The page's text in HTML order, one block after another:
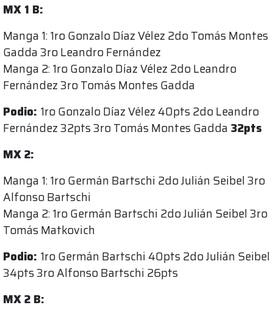
MX 1 B:
Manga 1: 1ro Gonzalo Díaz Vélez 2do Tomás Montes
Gadda 3ro Leandro Fernández
Manga 2: 1ro Gonzalo Díaz Vélez 2do Leandro
Fernández 3ro Tomás Montes Gadda
Podio: 1ro Gonzalo Díaz Vélez 40pts 2do Leandro
Fernández 32pts 3ro Tomás Montes Gadda 32pts
MX 2:
Manga 1: 1ro Germán Bartschi 2do Julián Seibel 3ro
Alfonso Bartschi
Manga 2: 1ro Germán Bartschi 2do Julián Seibel 3ro
Tomás Matkovich
Podio: 1ro Germán Bartschi 40pts 2do Julián Seibel
34pts 3ro Alfonso Bartschi 26pts
MX 2 B: